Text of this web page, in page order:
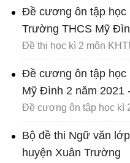
Đề cương ôn tập học
Trường THCS Mỹ
Đề thi học kì 2 môn
Đề cương ôn tập học
Mỹ Đình 2 năm 2021
Đề cương ôn tập học kì
Bộ đề thi Ngữ văn
huyện Xuân Trường